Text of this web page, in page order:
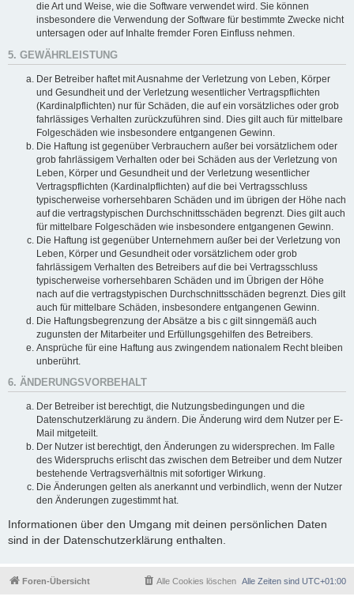
die Art und Weise, wie die Software verwendet wird. Sie können
insbesondere die Verwendung der Software für bestimmte Zwecke nicht
untersagen oder auf Inhalte fremder Foren Einfluss nehmen.
5. GEWÄHRLEISTUNG
Der Betreiber haftet mit Ausnahme der Verletzung von Leben, Körper
und Gesundheit und der Verletzung wesentlicher Vertragspflichten
(Kardinalpflichten) nur für Schäden, die auf ein vorsätzliches oder grob
fahrlässiges Verhalten zurückzuführen sind. Dies gilt auch für mittelbare
Folgeschäden wie insbesondere entgangenen Gewinn.
Die Haftung ist gegenüber Verbrauchern außer bei vorsätzlichem oder
grob fahrlässigem Verhalten oder bei Schäden aus der Verletzung von
Leben, Körper und Gesundheit und der Verletzung wesentlicher
Vertragspflichten (Kardinalpflichten) auf die bei Vertragsschluss
typischerweise vorhersehbaren Schäden und im übrigen der Höhe nach
auf die vertragstypischen Durchschnittsschäden begrenzt. Dies gilt auch
für mittelbare Folgeschäden wie insbesondere entgangenen Gewinn.
Die Haftung ist gegenüber Unternehmern außer bei der Verletzung von
Leben, Körper und Gesundheit oder vorsätzlichem oder grob
fahrlässigem Verhalten des Betreibers auf die bei Vertragsschluss
typischerweise vorhersehbaren Schäden und im Übrigen der Höhe
nach auf die vertragstypischen Durchschnittsschäden begrenzt. Dies gilt
auch für mittelbare Schäden, insbesondere entgangenen Gewinn.
Die Haftungsbegrenzung der Absätze a bis c gilt sinngemäß auch
zugunsten der Mitarbeiter und Erfüllungsgehilfen des Betreibers.
Ansprüche für eine Haftung aus zwingendem nationalem Recht bleiben
unberührt.
6. ÄNDERUNGSVORBEHALT
Der Betreiber ist berechtigt, die Nutzungsbedingungen und die
Datenschutzerklärung zu ändern. Die Änderung wird dem Nutzer per E-
Mail mitgeteilt.
Der Nutzer ist berechtigt, den Änderungen zu widersprechen. Im Falle
des Widerspruchs erlischt das zwischen dem Betreiber und dem Nutzer
bestehende Vertragsverhältnis mit sofortiger Wirkung.
Die Änderungen gelten als anerkannt und verbindlich, wenn der Nutzer
den Änderungen zugestimmt hat.
Informationen über den Umgang mit deinen persönlichen Daten
sind in der Datenschutzerklärung enthalten.
Foren-Übersicht Alle Zeiten sind UTC+01:00
Alle Cookies löschen